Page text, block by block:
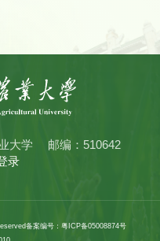
大学
邮编：510642
录
备案编号：粤ICP备05008874号